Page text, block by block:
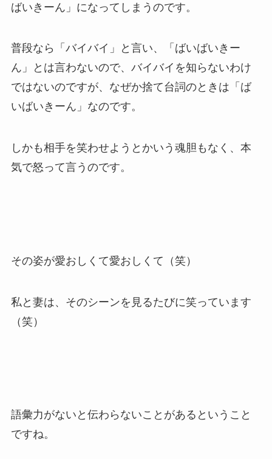
ばいきーん」になってしまうのです。
普段なら「バイバイ」と言い、「ばいばいきー
ん」とは言わないので、バイバイを知らないわけ
ではないのですが、なぜか捨て台詞のときは「ば
いばいきーん」なのです。
しかも相手を笑わせようとかいう魂胆もなく、本
気で怒って言うのです。
その姿が愛おしくて愛おしくて（笑）
私と妻は、そのシーンを見るたびに笑っています
（笑）
語彙力がないと伝わらないことがあるということ
ですね。